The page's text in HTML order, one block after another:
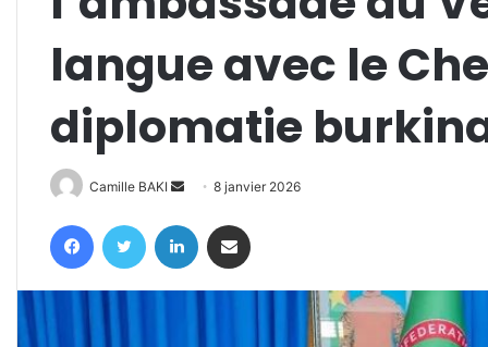
langue avec le
diplomatie
Camille BAKI
Envoyer
courriel
8 janvier 2026
FacebookTwitter Linkedin